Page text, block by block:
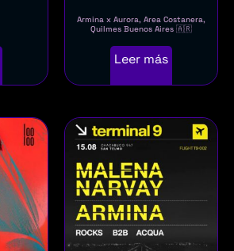
Armina x Aurora, Area Costanera,
Quilmes Buenos Aires 🇦🇷
Leer más